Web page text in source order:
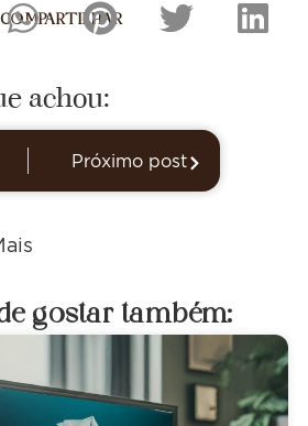
COMPARTILHAR
achou:
Próximo post
gostar também: